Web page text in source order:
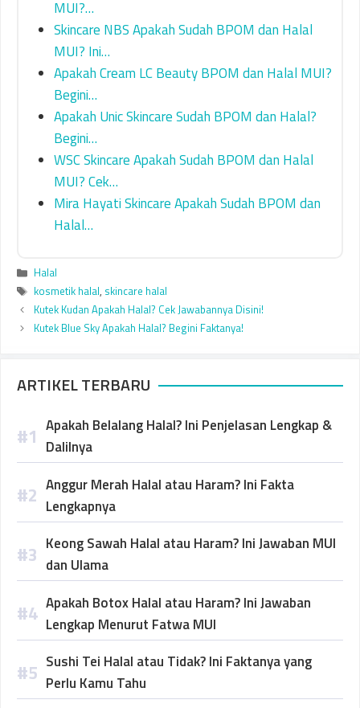
MUI?…
Skincare NBS Apakah Sudah BPOM dan Halal
MUI? Ini…
Apakah Cream LC Beauty BPOM dan Halal MUI?
Begini…
Apakah Unic Skincare Sudah BPOM dan Halal?
Begini…
WSC Skincare Apakah Sudah BPOM dan Halal
MUI? Cek…
Mira Hayati Skincare Apakah Sudah BPOM dan
Halal…
Categories
Halal
Tags
kosmetik halal, skincare halal
Kutek Kudan Apakah Halal? Cek Jawabannya Disini!
Kutek Blue Sky Apakah Halal? Begini Faktanya!
ARTIKEL TERBARU
Apakah Belalang Halal? Ini Penjelasan Lengkap &
Dalilnya
Anggur Merah Halal atau Haram? Ini Fakta
Lengkapnya
Keong Sawah Halal atau Haram? Ini Jawaban MUI
dan Ulama
Apakah Botox Halal atau Haram? Ini Jawaban
Lengkap Menurut Fatwa MUI
Sushi Tei Halal atau Tidak? Ini Faktanya yang
Perlu Kamu Tahu